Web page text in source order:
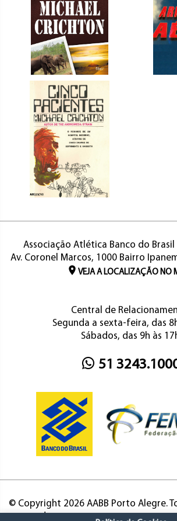
Associação Atlética Banco do
Av. Coronel Marcos, 1000 Bairro
VEJA A LOCALIZAÇÃO NO
Central de
Segunda a sexta-feira, das
Sábados, das 9h às
51
© Copyright 2026 AABB Porto Alegre.